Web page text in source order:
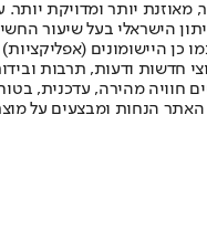
יותר ומדויקת
פורסמה ב-30 ביולי 2007, וב-2010 הפך
חדשות ודעות, תרבות
חוויה מהירה,
הנחות ומבצעים על